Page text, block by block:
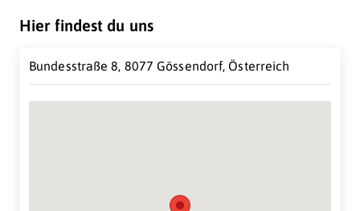
gerne entgegen.
Zufriedene Kunden sind ein Zeugnis für unsere Marke
Hier findest du uns
Bundesstraße 8, 8077 Gössendorf, Österreich